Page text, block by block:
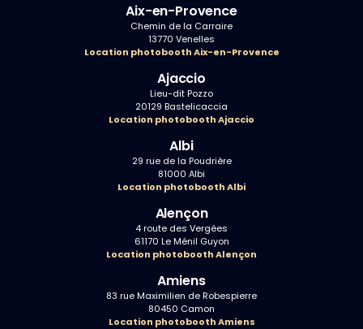
Aix-en-Provence
Chemin de la Carraire
13770 Venelles
Location photobooth Aix-en-Provence
Ajaccio
Lieu-dit Pozzo
20129 Bastelicaccia
Location photobooth Ajaccio
Albi
29 rue de la Poudrière
81000 Albi
Location photobooth Albi
Alençon
4 route des Vergées
61170 Le Ménil Guyon
Location photobooth Alençon
Amiens
83 rue Maximilien de Robespierre
80450 Camon
Location photobooth Amiens